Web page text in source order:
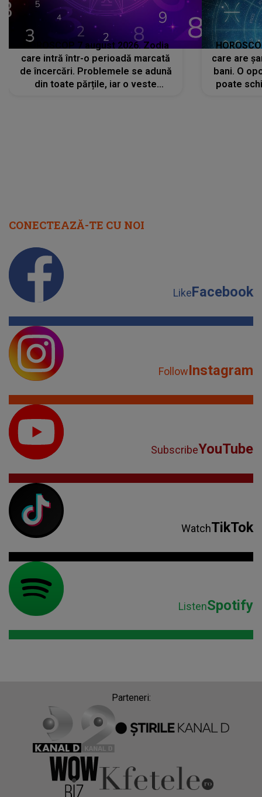
HOROSCOP 7 august 2026. Zodia
care intră într-o perioadă marcată
de încercări. Problemele se adună
din toate părțile, iar o veste
care are
bani. O
poate
CONECTEAZĂ-TE CU NOI
LikeFacebook
FollowInstagram
SubscribeYouTube
WatchTikTok
ListenSpotify
Parteneri: